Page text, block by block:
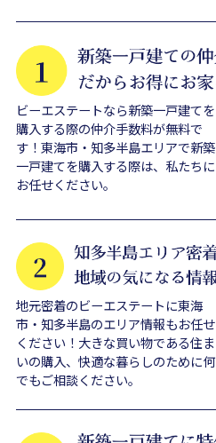
ビーエステートなら新築一戸建てを
購入する際の仲介手数料が無料で
す！東海市・知多半島エリアで新築
一戸建てを購入する際は、私たちに
お任せください。
地元密着のビーエステートに東海
市・知多半島のエリア情報もお任せ
ください！大きな買い物である住ま
いの購入、快適な暮らしのために何
でもご相談ください。